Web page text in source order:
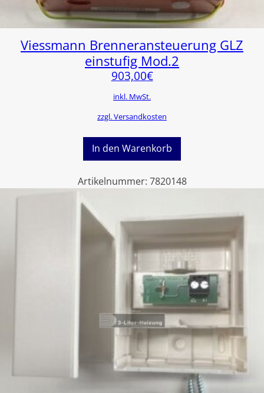
Viessmann Brenneransteuerung GLZ
einstufig Mod.2
903,00€
inkl. MwSt.
zzgl. Versandkosten
In den Warenkorb
Artikelnummer: 7820148